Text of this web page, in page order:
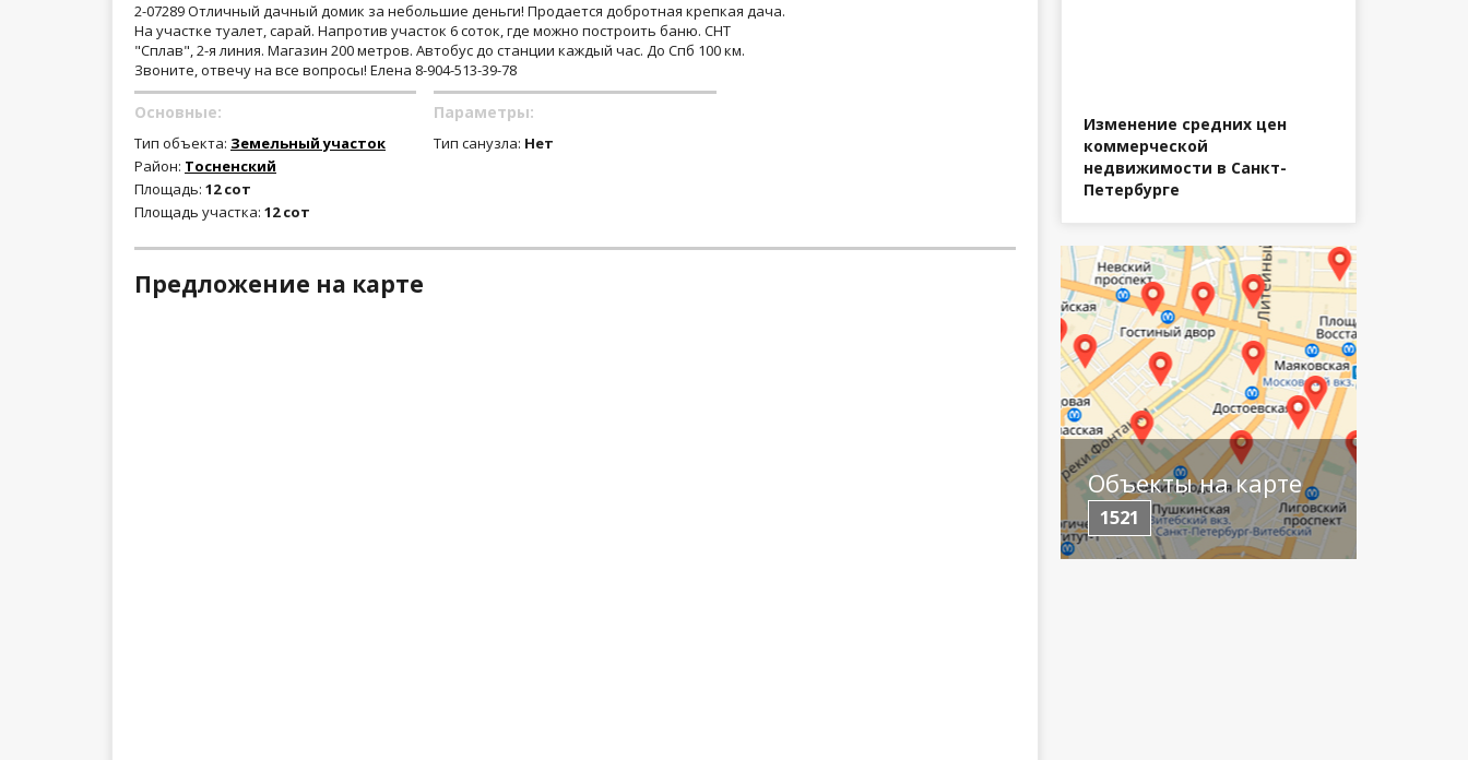
Изменение средних цен
коммерческой
недвижимости в Санкт-
Петербурге
Объекты на карте
1521
2-07289 Отличный дачный домик за небольшие деньги! Продается добротная крепкая дача.
На участке туалет, сарай. Напротив участок 6 соток, где можно построить баню. СНТ
"Сплав", 2-я линия. Магазин 200 метров. Автобус до станции каждый час. До Спб 100 км.
Звоните, отвечу на все вопросы! Елена 8-904-513-39-78
Основные:
Тип объекта: Земельный участок
Район: Тосненский
Площадь: 12 сот
Площадь участка: 12 сот
Параметры:
Тип санузла: Нет
Предложение на карте